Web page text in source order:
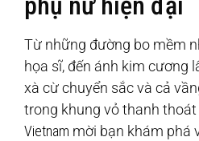
Từ những đường bo mềm
họa sĩ, đến ánh kim cương
xà cừ chuyển sắc và cả
trong khung vỏ thanh
Vietnam mời bạn khám phá